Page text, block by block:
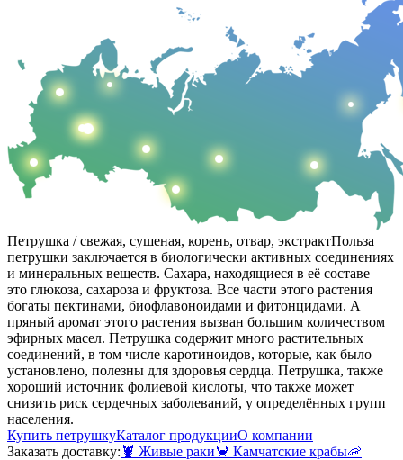
Петрушка / свежая, сушеная, корень, отвар, экстрактПольза
петрушки заключается в биологически активных соединениях
и минеральных веществ. Сахара, находящиеся в её составе –
это глюкоза, сахароза и фруктоза. Все части этого растения
богаты пектинами, биофлавоноидами и фитонцидами. А
пряный аромат этого растения вызван большим количеством
эфирных масел. Петрушка содержит много растительных
соединений, в том числе каротиноидов, которые, как было
установлено, полезны для здоровья сердца. Петрушка, также
хороший источник фолиевой кислоты, что также может
снизить риск сердечных заболеваний, у определённых групп
населения.
Купить петрушкуКаталог продукцииО компании
Заказать доставку: 🦞 Живые раки🦀 Камчатские крабы🦐